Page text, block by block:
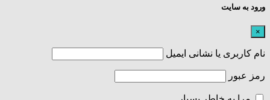
ورود به سایت
×
نام کاربری یا نشانی ایمیل
رمز عبور